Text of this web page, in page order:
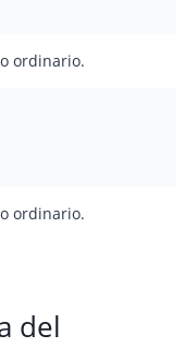
ordinario.
ordinario.
del